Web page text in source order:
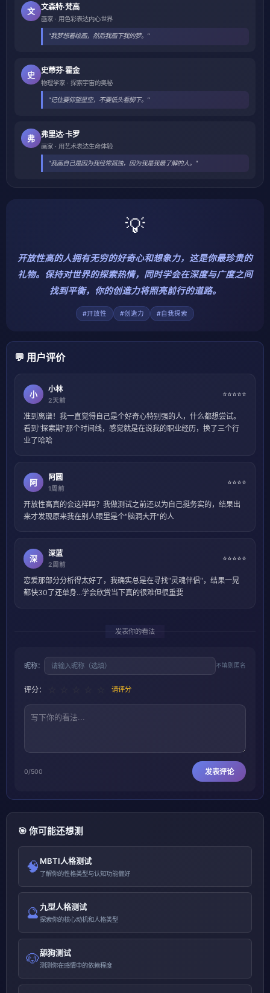
文 文森特·梵高
画家 · 用色彩表达内心世界
"我梦想着绘画，然后我画下我的梦。"
史 史蒂芬·霍金
物理学家 · 探索宇宙的奥秘
"记住要仰望星空，不要低头看脚下。"
弗 弗里达·卡罗
画家 · 用艺术表达生命体验
"我画自己是因为我经常孤独，因为我是我最了解的人。"
💡
开放性高的人拥有无穷的好奇心和想象力，这是你最珍贵的
礼物。保持对世界的探索热情，同时学会在深度与广度之间
找到平衡，你的创造力将照亮前行的道路。
#开放性 #创造力 #自我探索
💬 用户评价
小
小林
2天前
⭐⭐⭐⭐⭐
准到离谱！我一直觉得自己是个好奇心特别强的人，什么都想尝试。
看到"探索期"那个时间线，感觉就是在说我的职业经历，换了三个行
业了哈哈
阿
阿圆
1周前
⭐⭐⭐⭐
开放性高真的会这样吗？我做测试之前还以为自己挺务实的，结果出
来才发现原来我在别人眼里是个"脑洞大开"的人
深
深蓝
2周前
⭐⭐⭐⭐⭐
恋爱那部分分析得太好了，我确实总是在寻找"灵魂伴侣"，结果一晃
都快30了还单身...学会欣赏当下真的很难但很重要
发表你的看法
昵称： 不填则匿名
评分： 请评分
0/500 发表评论
🎯 你可能还想测
🧠 MBTI人格测试
了解你的性格类型与认知功能偏好
🔮 九型人格测试
探索你的核心动机和人格类型
🐶舔狗测试
测测你在感情中的依赖程度